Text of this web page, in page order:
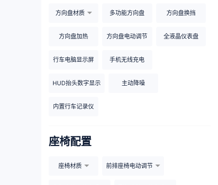
方向盘材质 多功能方向盘 方向盘换挡
方向盘加热 方向盘电动调节 全液晶仪表盘
行车电脑显示屏 手机无线充电
HUD抬头数字显示 主动降噪
内置行车记录仪
座椅配置
座椅材质 前排座椅电动调节